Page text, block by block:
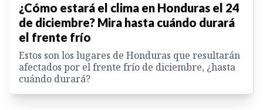
¿Cómo estará el clima en Honduras el 24
de diciembre? Mira hasta cuándo durará
el frente frío
Estos son los lugares de Honduras que resultarán
afectados por el frente frío de diciembre, ¿hasta
cuándo durará?